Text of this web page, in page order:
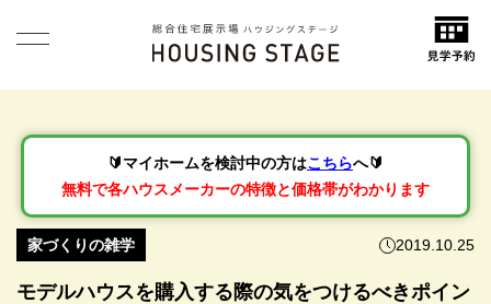
🔰マイホームを検討中の方はこちらへ🔰
無料で各ハウスメーカーの特徴と価格帯がわかります
家づくりの雑学 2019.10.25
モデルハウスを購入する際の気をつけるべきポイン